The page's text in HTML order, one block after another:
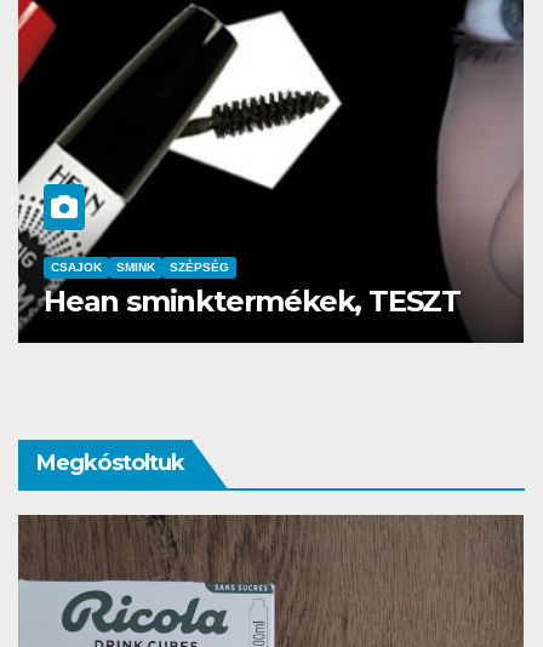
CSAJOK SMINK
Az év sminkbemutatója a
Corvin kultik moziban
Megkóstoltuk